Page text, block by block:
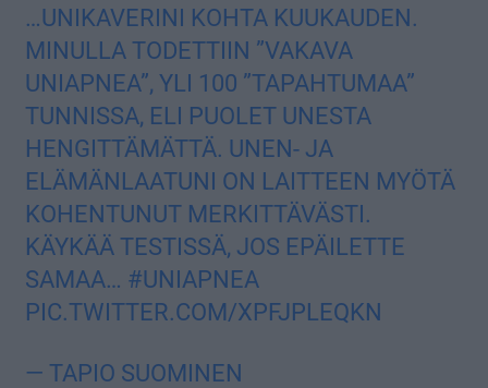
…UNIKAVERINI KOHTA KUUKAUDEN.
MINULLA TODETTIIN ”VAKAVA
UNIAPNEA”, YLI 100 ”TAPAHTUMAA”
TUNNISSA, ELI PUOLET UNESTA
HENGITTÄMÄTTÄ. UNEN- JA
ELÄMÄNLAATUNI ON LAITTEEN MYÖTÄ
KOHENTUNUT MERKITTÄVÄSTI.
KÄYKÄÄ TESTISSÄ, JOS EPÄILETTE
SAMAA… #UNIAPNEA
PIC.TWITTER.COM/XPFJPLEQKN
— TAPIO SUOMINEN